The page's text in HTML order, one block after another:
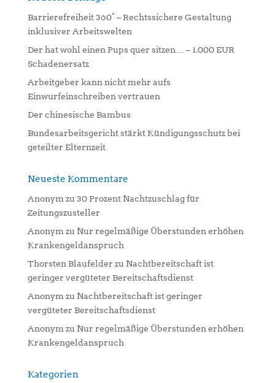
t
v
e
:
Barrierefreiheit 360° – Rechtssichere Gestaltung
inklusiver Arbeitswelten
Der hat wohl einen Pups quer sitzen… – 1.000 EUR
Schadenersatz
Arbeitgeber kann nicht mehr aufs
Einwurfeinschreiben vertrauen
Der chinesische Bambus
Bundesarbeitsgericht stärkt Kündigungsschutz bei
geteilter Elternzeit
Neueste Kommentare
Anonymzu 30 Prozent Nachtzuschlag für
Zeitungszusteller
Anonymzu Nur regelmäßige Überstunden erhöhen
Krankengeldanspruch
Thorsten Blaufelder zu Nachtbereitschaft ist
geringer vergüteter Bereitschaftsdienst
Anonymzu Nachtbereitschaft ist geringer
vergüteter Bereitschaftsdienst
Anonymzu Nur regelmäßige Überstunden erhöhen
Krankengeldanspruch
Kategorien